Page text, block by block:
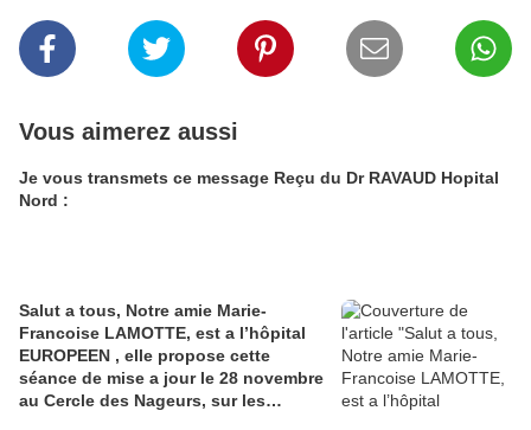
Vous aimerez aussi
Je vous transmets ce message Reçu du Dr RAVAUD Hopital
Nord :
Salut a tous, Notre amie Marie-
Francoise LAMOTTE, est a l’hôpital
EUROPEEN , elle propose cette
séance de mise a jour le 28 novembre
au Cercle des Nageurs, sur les